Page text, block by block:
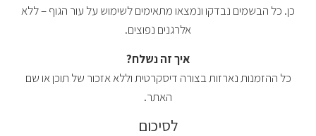
כן. כל הבשמים נבדקו ונמצאו מתאימים לשימוש על עור הגוף – ללא
אלרגנים נפוצים.
איך זה נשלח?
כל ההזמנות נארזות בצורה דיסקרטית וללא אזכור של תוכן או שם
האתר.
לסיכום